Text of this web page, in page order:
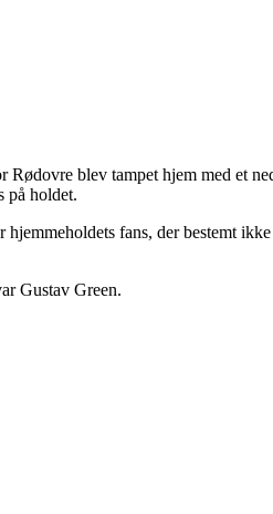
blev tampet hjem med et
på holdet.
fans, der bestemt
Gustav Green.